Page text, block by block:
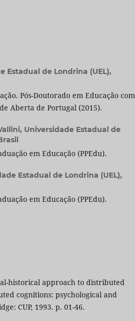
Estadual de Londrina (UEL),
Pós-Doutorado em Educação com
Aberta de Portugal (2015).
Universidade Estadual de
em Educação (PPEdu).
Estadual de Londrina (UEL),
em Educação (PPEdu).
historical approach to distributed
cognitions: psychological and
CUP, 1993. p. 01-46.